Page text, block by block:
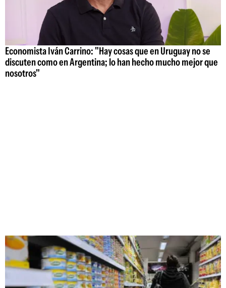
Economista Iván Carrino: "Hay cosas que en Uruguay no se
discuten como en Argentina; lo han hecho mucho mejor que
nosotros"